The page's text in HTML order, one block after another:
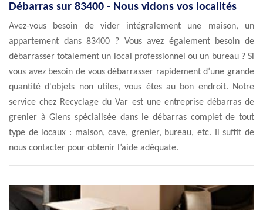
Débarras sur 83400 - Nous vidons vos localités
Avez-vous besoin de vider intégralement une maison, un
appartement dans 83400 ? Vous avez également besoin de
débarrasser totalement un local professionnel ou un bureau ? Si
vous avez besoin de vous débarrasser rapidement d’une grande
quantité d'objets non utiles, vous êtes au bon endroit. Notre
service chez Recyclage du Var est une entreprise débarras de
grenier à Giens spécialisée dans le débarras complet de tout
type de locaux : maison, cave, grenier, bureau, etc. Il suffit de
nous contacter pour obtenir l’aide adéquate.